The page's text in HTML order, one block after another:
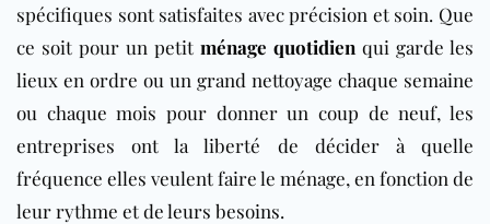
spécifiques sont satisfaites avec précision et soin. Que
ce soit pour un petit ménage quotidien qui garde les
lieux en ordre ou un grand nettoyage chaque semaine
ou chaque mois pour donner un coup de neuf, les
entreprises ont la liberté de décider à quelle
fréquence elles veulent faire le ménage, en fonction de
leur rythme et de leurs besoins.